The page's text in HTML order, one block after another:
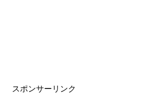
スポンサーリンク